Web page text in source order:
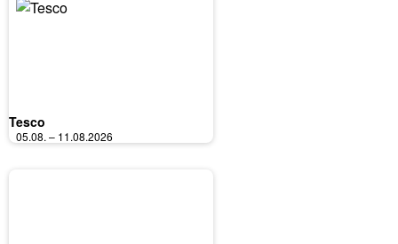
Tesco
05.08. – 11.08.2026